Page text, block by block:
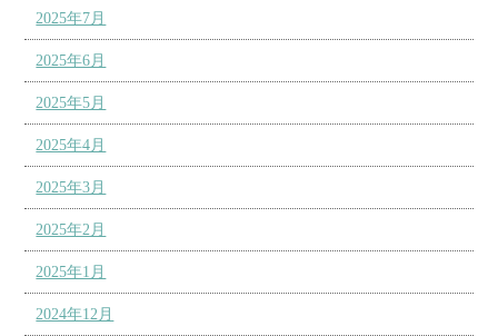
2025年7月
2025年6月
2025年5月
2025年4月
2025年3月
2025年2月
2025年1月
2024年12月